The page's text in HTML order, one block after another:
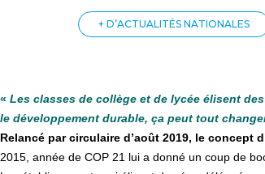
+ D’ACTUALITÉS NATIONALES
« Les classes de collège et de lycée élisent
le développement durable, ça peut tout
Relancé par circulaire d’août 2019, le concept
2015, année de COP 21 lui a donné un coup de